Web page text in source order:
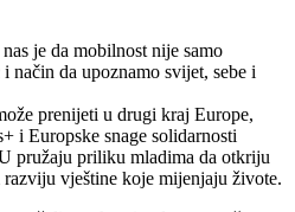
je da mobilnost nije samo
način da upoznamo svijet, sebe i
prenijeti u drugi kraj Europe,
i Europske snage solidarnosti
pružaju priliku mladima da otkriju
vještine koje mijenjaju živote.